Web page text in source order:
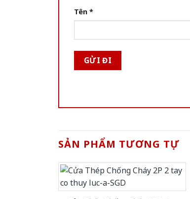
Tên *
SẢN PHẨM TƯƠNG TỰ